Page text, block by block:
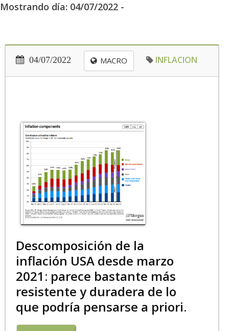
Mostrando día: 04/07/2022 -
04/07/2022 MACRO INFLACION
Descomposición de la
inflación USA desde marzo
2021: parece bastante más
resistente y duradera de lo
que podría pensarse a priori.